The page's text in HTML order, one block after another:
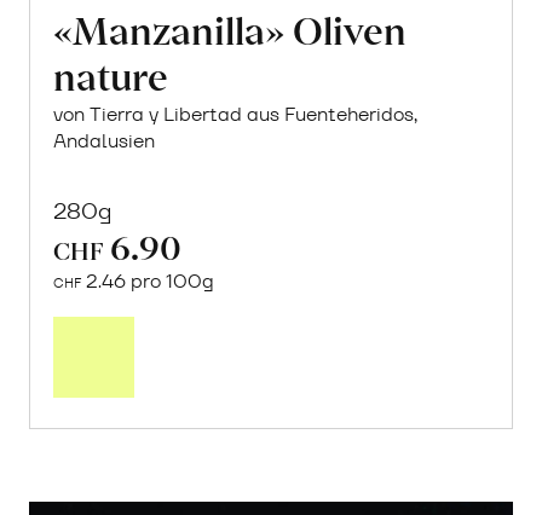
«Manzanilla» Oliven
nature
von Tierra y Libertad aus Fuenteheridos,
Andalusien
280g
CHF 6.90
CHF 2.46 pro 100g